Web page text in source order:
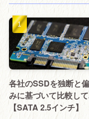
各社のSSDを独断と
みに基づいて比較し
【SATA 2.5インチ】